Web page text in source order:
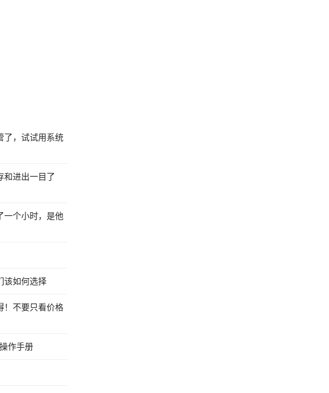
了，试试用系统
和进出一目了
一个小时，是他
该如何选择
！不要只看价格
作手册